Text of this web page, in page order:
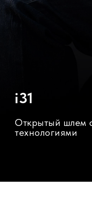
i31
Открытый шлем
технологиями